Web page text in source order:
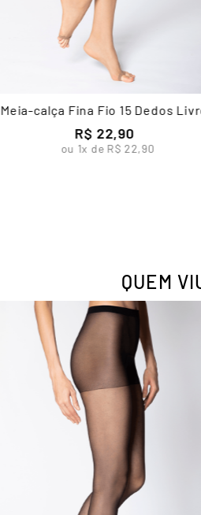
Meia-calça Fina Fio 15 Dedos
Feminina Lupo
R$ 22,90
ou 1x de R$ 22,90
QUEM